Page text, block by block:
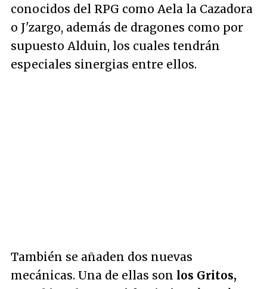
conocidos del RPG como Aela la Cazadora
o J'zargo, además de dragones como por
supuesto Alduin, los cuales tendrán
especiales sinergias entre ellos.
También se añaden dos nuevas
mecánicas. Una de ellas son los Gritos,